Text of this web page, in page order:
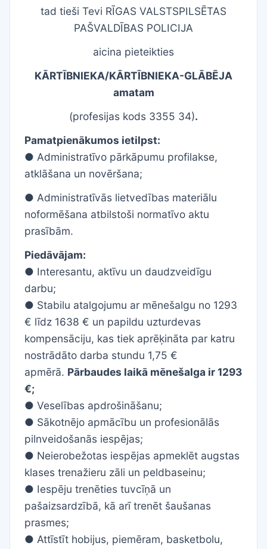
tad tieši Tevi RĪGAS VALSTSPILSĒTAS
PAŠVALDĪBAS POLICIJA
aicina pieteikties
KĀRTĪBNIEKA/KĀRTĪBNIEKA-GLĀBĒJA
amatam
(profesijas kods 3355 34).
Pamatpienākumos ietilpst:
● Administratīvo pārkāpumu profilakse,
atklāšana un novēršana;
● Administratīvās lietvedības materiālu
noformēšana atbilstoši normatīvo aktu
prasībām.
Piedāvājam:
● Interesantu, aktīvu un daudzveidīgu
darbu;
● Stabilu atalgojumu ar mēnešalgu no 1293
€ līdz 1638 € un papildu uzturdevas
kompensāciju, kas tiek aprēķināta par katru
nostrādāto darba stundu 1,75 €
apmērā. Pārbaudes laikā mēnešalga ir 1293
€;
● Veselības apdrošināšanu;
● Sākotnējo apmācību un profesionālās
pilnveidošanās iespējas;
● Neierobežotas iespējas apmeklēt augstas
klases trenažieru zāli un peldbaseinu;
● Iespēju trenēties tuvcīņā un
pašaizsardzībā, kā arī trenēt šaušanas
prasmes;
● Attīstīt hobijus, piemēram, basketbolu,